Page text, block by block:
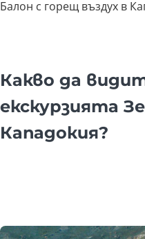
Балон с горещ въздух в
Какво да
екскурзията
Кападокия?